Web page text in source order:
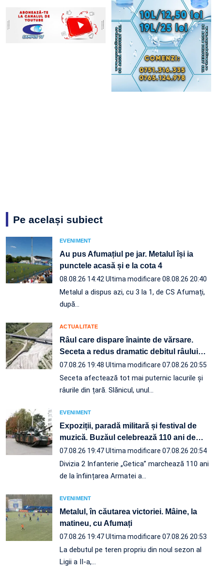
Pe același subiect
EVENIMENT
Au pus Afumațiul pe jar. Metalul își ia
punctele acasă și e la cota 4
08.08.26 14:42Ultima modificare 08.08.26 20:40
Metalul a dispus azi, cu 3 la 1, de CS Afumați,
după…
ACTUALITATE
Râul care dispare înainte de vărsare.
Seceta a redus dramatic debitul râului…
07.08.26 19:48 Ultima modificare 07.08.26 20:55
Seceta afectează tot mai puternic lacurile și
râurile din țară. Slănicul, unul…
EVENIMENT
Expoziții, paradă militară și festival de
muzică. Buzăul celebrează 110 ani de…
07.08.26 19:47Ultima modificare 07.08.26 20:54
Divizia 2 Infanterie „Getica” marchează 110 ani
de la înființarea Armatei a…
EVENIMENT
Metalul, în căutarea victoriei. Mâine, la
matineu, cu Afumați
07.08.26 19:47Ultima modificare 07.08.26 20:53
La debutul pe teren propriu din noul sezon al
Ligii a II-a,…